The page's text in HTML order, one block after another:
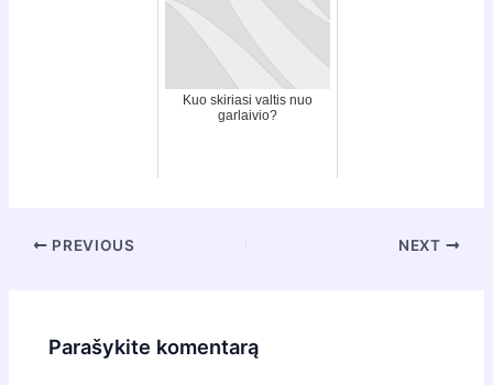
Kuo skiriasi valtis nuo
garlaivio?
Post
PREVIOUS NEXT
Parašykite komentarą